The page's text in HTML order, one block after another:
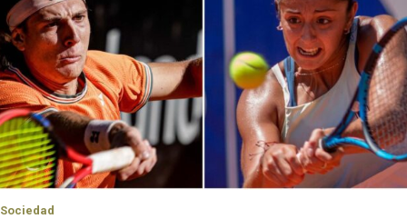
Sociedad